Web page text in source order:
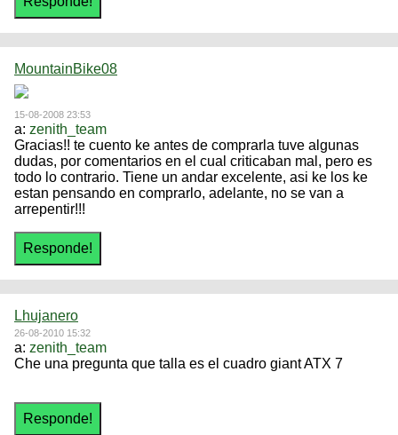
MountainBike08
15-08-2008 23:53
a: zenith_team
Gracias!! te cuento ke antes de comprarla tuve algunas
dudas, por comentarios en el cual criticaban mal, pero es
todo lo contrario. Tiene un andar excelente, asi ke los ke
estan pensando en comprarlo, adelante, no se van a
arrepentir!!!
Lhujanero
26-08-2010 15:32
a: zenith_team
Che una pregunta que talla es el cuadro giant ATX 7